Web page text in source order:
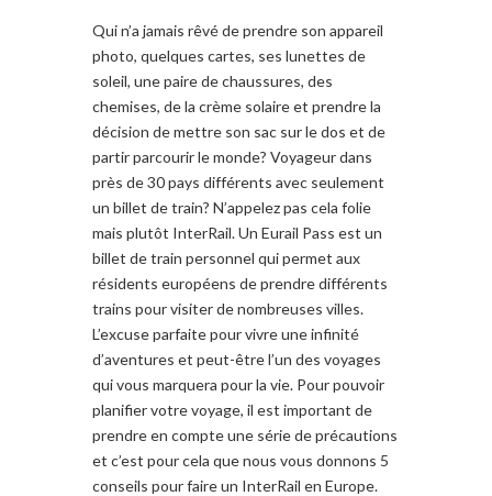
Qui n’a jamais rêvé de prendre son appareil
photo, quelques cartes, ses lunettes de
soleil, une paire de chaussures, des
chemises, de la crème solaire et prendre la
décision de mettre son sac sur le dos et de
partir parcourirle monde? Voyageurdans
près de 30 pays différents avec seulement
un billet de train? N’appelez pas cela folie
mais plutôt InterRail.Un Eurail Pass est un
billet de train personnel qui permet aux
résidents européens deprendredifférents
trains pourvisiterde nombreuses villes.
L’excuse parfaite pourvivre une infinité
d’aventures et peut-êtrel’un des voyages
quivous marquera pour la vie. Pour pouvoir
planifiervotre voyage, il est important de
prendre en compteune série deprécautions
et c’est pour cela quenous vous donnons 5
conseils pour faireun InterRail en Europe.